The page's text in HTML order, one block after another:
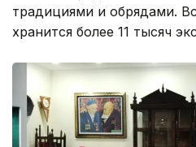
традициями и обрядами.
хранится более 11 тысяч